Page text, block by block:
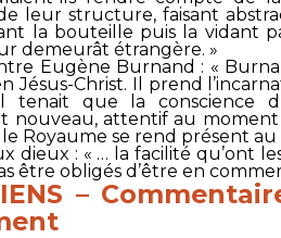
de leur structure, faisant
la bouteille puis la vidant
demeurât étrangère. »
Eugène Burnand : «
Jésus-Christ. Il prend
Il tenait que la
nouveau, attentif au
Royaume se rend présent au
dieux : « … la facilité qu’ont
être obligés d’être en
–